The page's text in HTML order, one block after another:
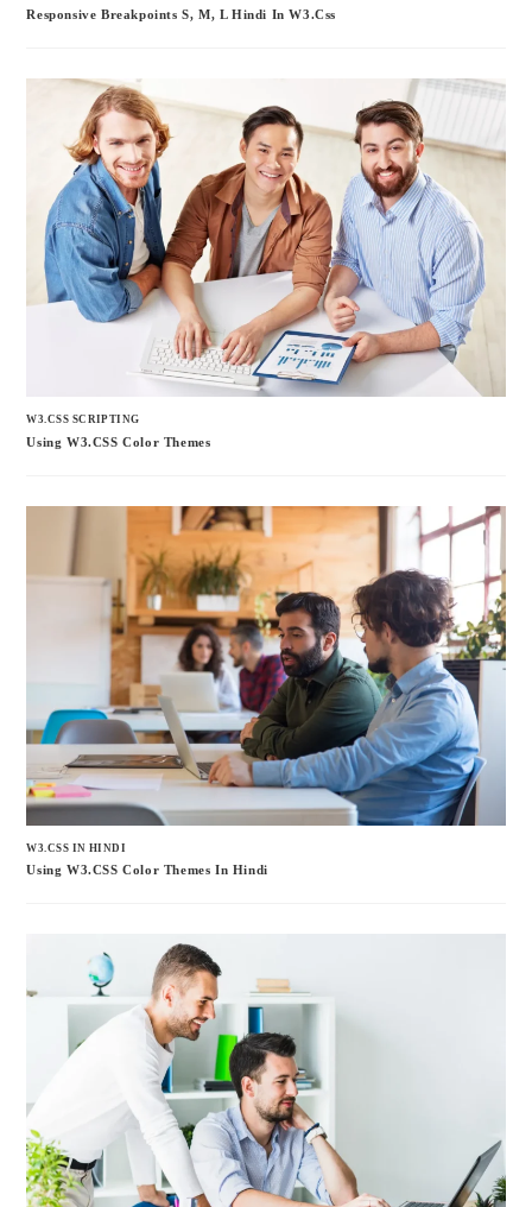
Responsive Breakpoints S, M, L Hindi In W3.css
W3.CSS SCRIPTING
Using W3.CSS Color Themes
W3.CSS IN HINDI
Using W3.CSS Color Themes In Hindi